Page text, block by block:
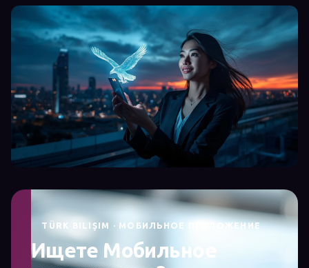
TÜRK BILIŞIM · МОБИЛЬНОЕ ПРИЛОЖЕНИЕ
Ищете Мобильное